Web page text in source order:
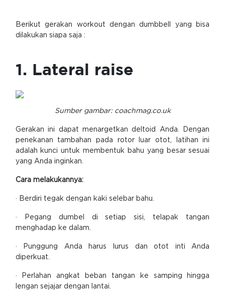
Berikut gerakan workout dengan dumbbell yang bisa
dilakukan siapa saja :
1. Lateral raise
Sumber gambar: coachmag.co.uk
Gerakan ini dapat menargetkan deltoid Anda. Dengan
penekanan tambahan pada rotor luar otot, latihan ini
adalah kunci untuk membentuk bahu yang besar sesuai
yang Anda inginkan.
Cara melakukannya:
· Berdiri tegak dengan kaki selebar bahu.
· Pegang dumbel di setiap sisi, telapak tangan
menghadap ke dalam.
· Punggung Anda harus lurus dan otot inti Anda
diperkuat.
· Perlahan angkat beban tangan ke samping hingga
lengan sejajar dengan lantai.